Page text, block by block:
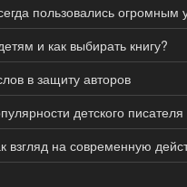
пользовались огромным
и как выбирать книгу?
в защиту авторов
детского писателя
взгляд на современную